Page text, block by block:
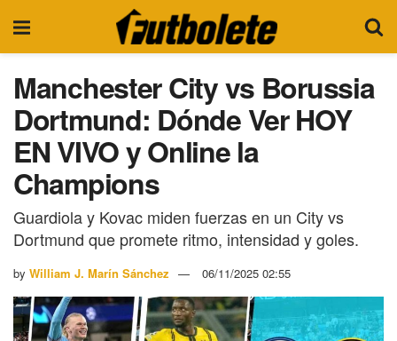
Manchester City vs Borussia
Dortmund: Dónde Ver HOY
EN VIVO y Online la
Champions
Guardiola y Kovac miden fuerzas en un City vs
Dortmund que promete ritmo, intensidad y goles.
by William J. Marín Sánchez 06/11/2025 02:55